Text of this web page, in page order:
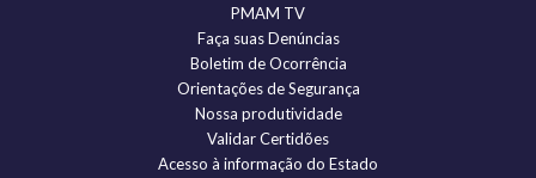
PMAM TV
Faça suas Denúncias
Boletim de Ocorrência
Orientações de Segurança
Nossa produtividade
Validar Certidões
Acesso à informação do Estado